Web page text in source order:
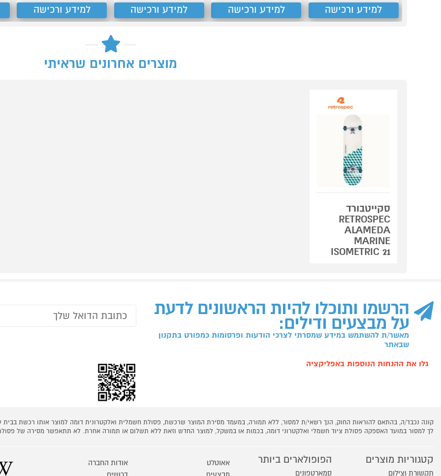
למידע ורכישה למידע ורכישה למידע ורכישה למידע ורכישה
מוצרים אחרונים שראיתי
סקייטבורד
RETROSPEC
ALAMEDA
MARINE
ISOMETRIC 21
הרשמו ותוכלו להיות הראשונים לדעת
על מבצעים ודילים:
מאשר/ת להשתמש במידע שמסרתי לצרכי הודעות ופרסומות כמפורט בתקנון
שבאתר
גלו את ההנחות הנוספות באפליקציה
קונה נכבד/ה, בהתאם להוראות החוק, הנך רשאי/ת למסור, ללא תמורה, במעמד מסירת המוצר שרכשת, פסולת חשמלית ואלקטרונית דומה למוצר אותו רכשת
לך למסור במועד האספקה פסולת ציוד חשמלי ואלקטרוני דומה, בכמות או במשקל, למוצר החדש וזאת ללא תשלום או תמורה אחרת. לא תתאפשר מסירה של
קטגוריות מוצרים
תקשורת וצילום
הפופולארים ביותר
סמארטפונים
אאוטלט
אודות החברה